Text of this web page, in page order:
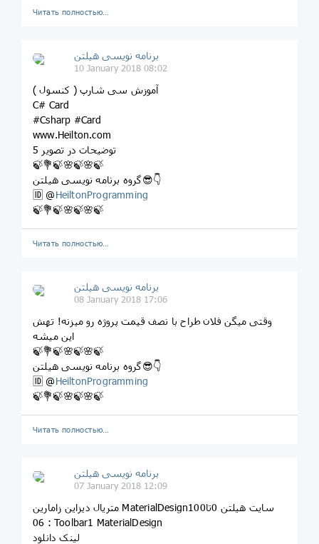
Читать полностью…
برنامه نویسی هیلتن
10 January 2018 08:02
آموزش سی شارپ ( کنسول )
C# Card
#Csharp #Card
www.Heilton.com
توضیحات در تصویر 5
🍃💐🍃🌸🍃🌸🍃
گروه برنامه نویسی هیلتن😎👇
🆔 @HeiltonProgramming
🍃💐🍃🌸🍃🌸🍃
Читать полностью…
برنامه نویسی هیلتن
08 January 2018 17:06
وقتی میگن فلان طراح با نصف قیمت پروژه رو میزنه! تهش
این میشه
🍃💐🍃🌸🍃🌸🍃
گروه برنامه نویسی هیلتن😎👇
🆔 @HeiltonProgramming
🍃💐🍃🌸🍃🌸🍃
Читать полностью…
برنامه نویسی هیلتن
07 January 2018 12:09
متریال دیزاین زامارین MaterialDesignسایت هیلتن 0تا100
06 : Toolbar1 MaterialDesign
لینک دانلود